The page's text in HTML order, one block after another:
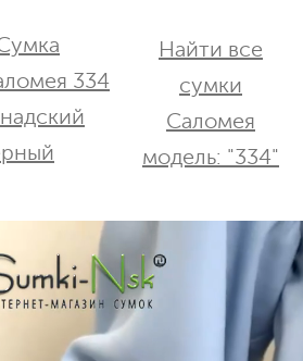
Найти все
сумки
Саломея
модель: "334"